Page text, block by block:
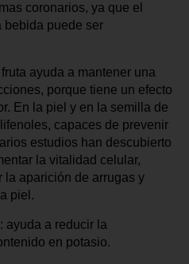
coronarios, ya que el
bebida puede ser
fruta ayuda a mantener una
porque tiene un efecto
En la piel y en la semilla de
capaces de prevenir
estudios han descubierto
la vitalidad celular,
la aparición de arrugas y
piel.
: ayuda a reducir la
en potasio.